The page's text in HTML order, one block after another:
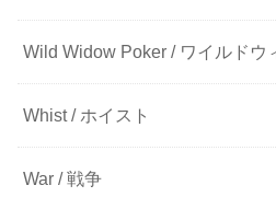
Wild Widow Poker / ワイルドウ
Whist / ホイスト
War / 戦争